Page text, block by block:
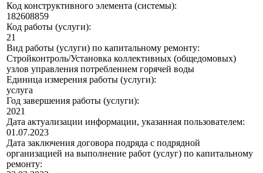
Код конструктивного элемента (системы):
182608859
Код работы (услуги):
21
Вид работы (услуги) по капитальному ремонту:
Стройконтроль/Установка коллективных (общедомовых)
узлов управления потреблением горячей воды
Единица измерения работы (услуги):
услуга
Год завершения работы (услуги):
2021
Дата актуализации информации, указанная пользователем:
01.07.2023
Дата заключения договора подряда с подрядной
организацией на выполнение работ (услуг) по капитальному
ремонту: